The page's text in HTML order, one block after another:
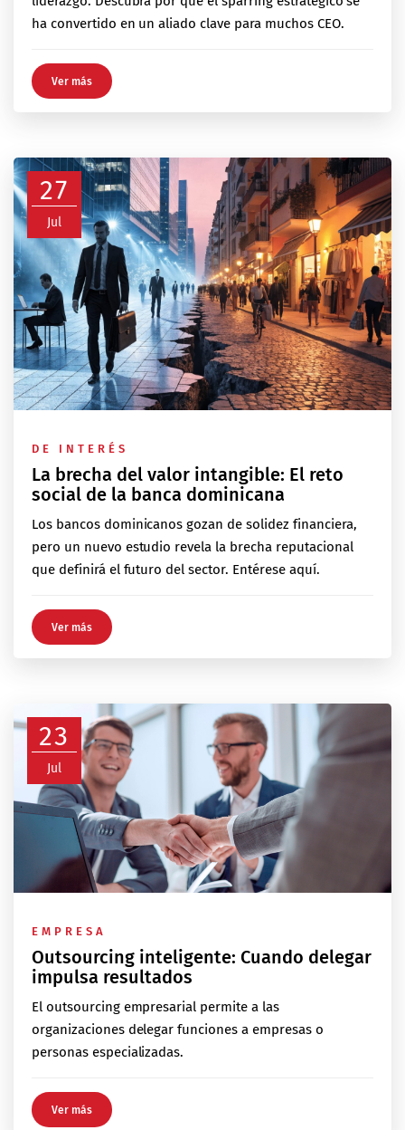
ha convertido en un aliado clave para muchos CEO.
Ver más
27
Jul
DE INTERÉS
La brecha del valor intangible: El reto
social de la banca dominicana
Los bancos dominicanos gozan de solidez financiera,
pero un nuevo estudio revela la brecha reputacional
que definirá el futuro del sector. Entérese aquí.
Ver más
23
Jul
EMPRESA
Outsourcing inteligente: Cuando delegar
impulsa resultados
El outsourcing empresarial permite a las
organizaciones delegar funciones a empresas o
personas especializadas.
Ver más